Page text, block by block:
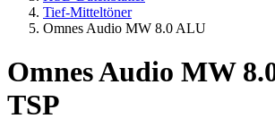
Tief-Mitteltöner
Omnes Audio MW 8.0 ALU
Omnes Audio MW
TSP